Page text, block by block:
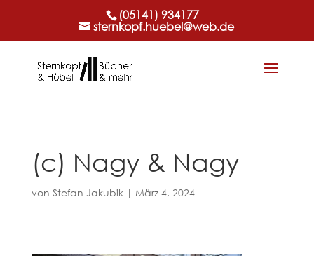
(05141) 934177
sternkopf.huebel@web.de
(c) Nagy & Nagy
von Stefan Jakubik| März 4, 2024